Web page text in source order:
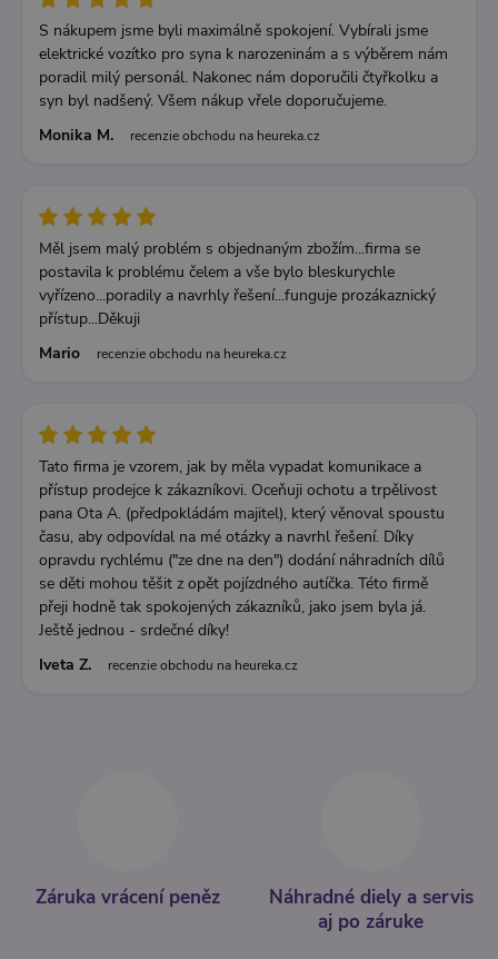
S nákupem jsme byli maximálně spokojení. Vybírali jsme
elektrické vozítko pro syna k narozeninám a s výběrem nám
poradil milý personál. Nakonec nám doporučili čtyřkolku a
syn byl nadšený. Všem nákup vřele doporučujeme.
Monika M.
recenzie obchodu na heureka.cz
Měl jsem malý problém s objednaným zbožím...firma se
postavila k problému čelem a vše bylo bleskurychle
vyřízeno...poradily a navrhly řešení...funguje prozákaznický
přístup...Děkuji
Mario
recenzie obchodu na heureka.cz
Tato firma je vzorem, jak by měla vypadat komunikace a
přístup prodejce k zákazníkovi. Oceňuji ochotu a trpělivost
pana Ota A. (předpokládám majitel), který věnoval spoustu
času, aby odpovídal na mé otázky a navrhl řešení. Díky
opravdu rychlému ("ze dne na den") dodání náhradních dílů
se děti mohou těšit z opět pojízdného autíčka. Této firmě
přeji hodně tak spokojených zákazníků, jako jsem byla já.
Ještě jednou - srdečné díky!
Iveta Z.
recenzie obchodu na heureka.cz
Záruka vrácení peněz
Náhradné diely a servis
aj po záruke